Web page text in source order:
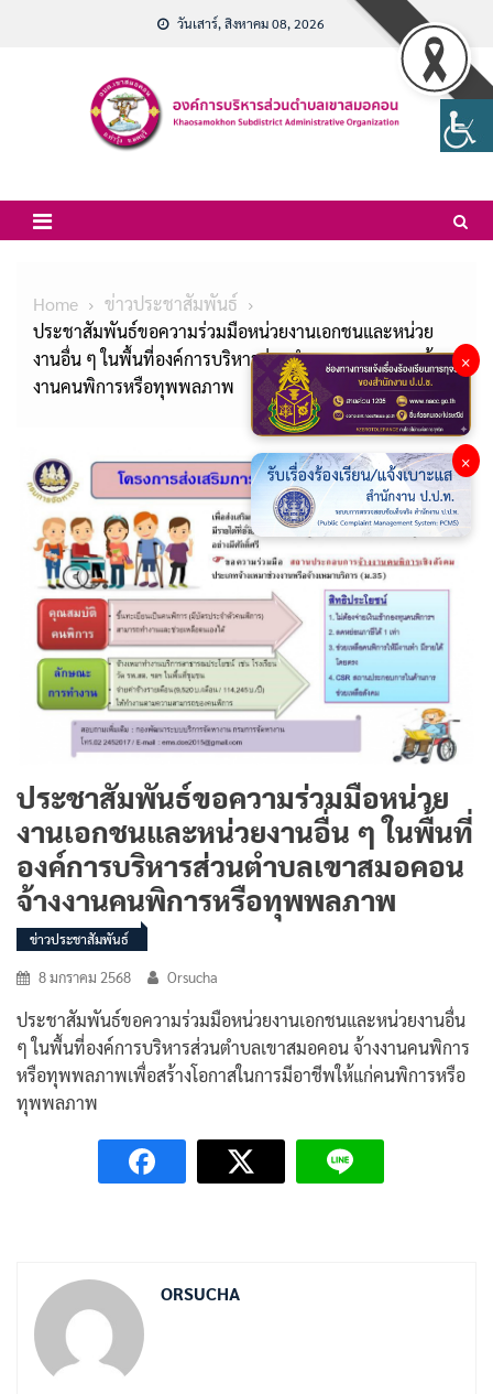
วันเสาร์, สิงหาคม 08, 2026
Home
ข่าวประชาสัมพันธ์
ประชาสัมพันธ์ขอความร่วมมือหน่วยงานเอกชนและหน่วย
งานอื่น ๆ ในพื้นที่องค์การบริหารส่วนตำบลเขาสมอคอน จ้าง
งานคนพิการหรือทุพพลภาพ
ประชาสัมพันธ์ขอความร่วมมือหน่วย
งานเอกชนและหน่วยงานอื่น ๆ ในพื้นที่
องค์การบริหารส่วนตำบลเขาสมอคอน
จ้างงานคนพิการหรือทุพพลภาพ
ข่าวประชาสัมพันธ์
8 มกราคม 2568 Orsucha
ประชาสัมพันธ์ขอความร่วมมือหน่วยงานเอกชนและหน่วยงานอื่น
ๆ ในพื้นที่องค์การบริหารส่วนตำบลเขาสมอคอน จ้างงานคนพิการ
หรือทุพพลภาพเพื่อสร้างโอกาสในการมีอาชีพให้แก่คนพิการหรือ
ทุพพลภาพ
ORSUCHA
×
×